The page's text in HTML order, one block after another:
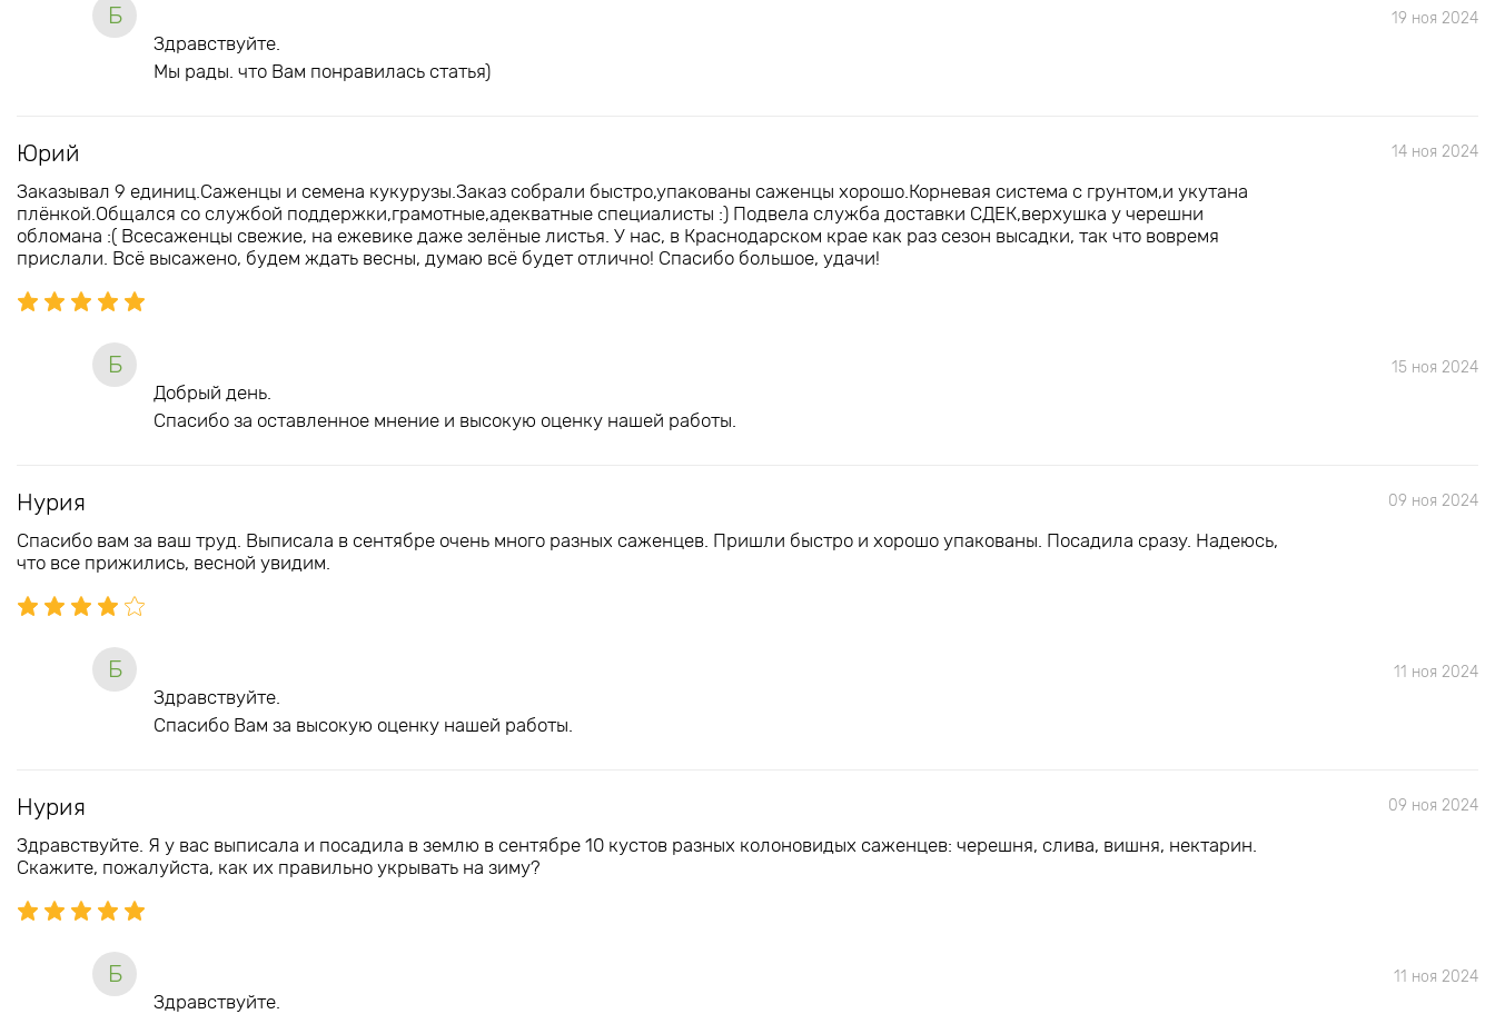
Б 19 ноя 2024
Здравствуйте.
Мы рады. что Вам понравилась статья)
Юрий 14 ноя 2024
Заказывал 9 единиц.Саженцы и семена кукурузы.Заказ собрали быстро,упакованы саженцы хорошо.Корневая система с грунтом,и укутана
плёнкой.Общался со службой поддержки,грамотные,адекватные специалисты :) Подвела служба доставки СДЕК,верхушка у черешни
обломана :( Всесаженцы свежие, на ежевике даже зелёные листья. У нас, в Краснодарском крае как раз сезон высадки, так что вовремя
прислали. Всё высажено, будем ждать весны, думаю всё будет отлично! Спасибо большое, удачи!
Б 15 ноя 2024
Добрый день.
Спасибо за оставленное мнение и высокую оценку нашей работы.
Нурия 09 ноя 2024
Спасибо вам за ваш труд. Выписала в сентябре очень много разных саженцев. Пришли быстро и хорошо упакованы. Посадила сразу. Надеюсь,
что все прижились, весной увидим.
Б 11 ноя 2024
Здравствуйте.
Спасибо Вам за высокую оценку нашей работы.
Нурия 09 ноя 2024
Здравствуйте. Я у вас выписала и посадила в землю в сентябре 10 кустов разных колоновидых саженцев: черешня, слива, вишня, нектарин.
Скажите, пожалуйста, как их правильно укрывать на зиму?
Б 11 ноя 2024
Здравствуйте.